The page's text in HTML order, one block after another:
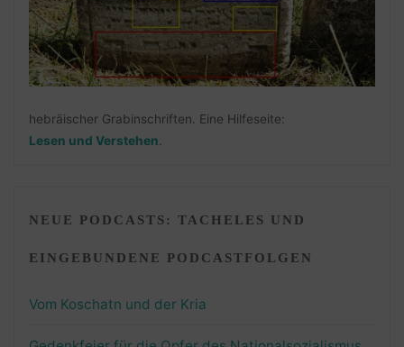
hebräischer Grabinschriften. Eine Hilfeseite:
Lesen und Verstehen
NEUE PODCASTS: TACHELES UND
EINGEBUNDENE PODCASTFOLGEN
Vom Koschatn und der Kria